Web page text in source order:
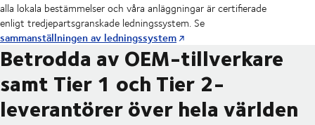
alla lokala bestämmelser och våra anläggningar är certifierade
enligt tredjepartsgranskade ledningssystem. Se
sammanställningen av ledningssystem
Betrodda av OEM-tillverkare
samt Tier 1 och Tier 2-
leverantörer över hela världen